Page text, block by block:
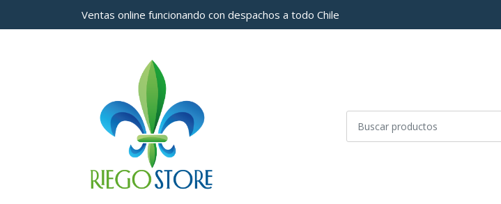
Ventas online funcionando con despachos a todo Chile